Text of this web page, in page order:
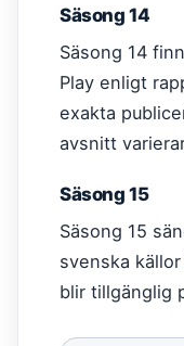
Säsong 14
Säsong 14
Play enligt
exakta
avsnitt
Säsong 15
Säsong 15
svenska
blir tillgänglig